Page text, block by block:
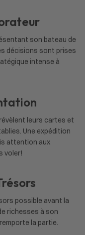
son bateau de
décisions sont prises
intense à
leurs cartes et
Une expédition
attention aux
voler!
possible avant la
richesses à son
la partie.